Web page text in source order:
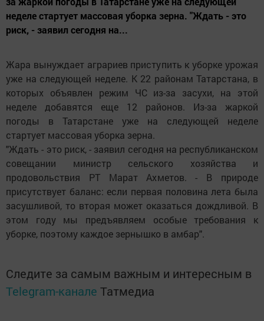
неделе стартует массовая уборка зерна. "Ждать - это
риск, - заявил сегодня на...
Жара вынуждает аграриев приступить к уборке урожая
уже на следующей неделе. К 22 районам Татарстана, в
которых объявлен режим ЧС из-за засухи, на этой
неделе добавятся еще 12 районов. Из-за жаркой
погоды в Татарстане уже на следующей неделе
стартует массовая уборка зерна.
"Ждать - это риск, - заявил сегодня на республиканском
совещании министр сельского хозяйства и
продовольствия РТ Марат Ахметов. - В природе
присутствует баланс: если первая половина лета была
засушливой, то вторая может оказаться дождливой. В
этом году мы предъявляем особые требования к
уборке, поэтому каждое зернышко в амбар".
Следите за самым важным и интересным в
Telegram-канале Татмедиа